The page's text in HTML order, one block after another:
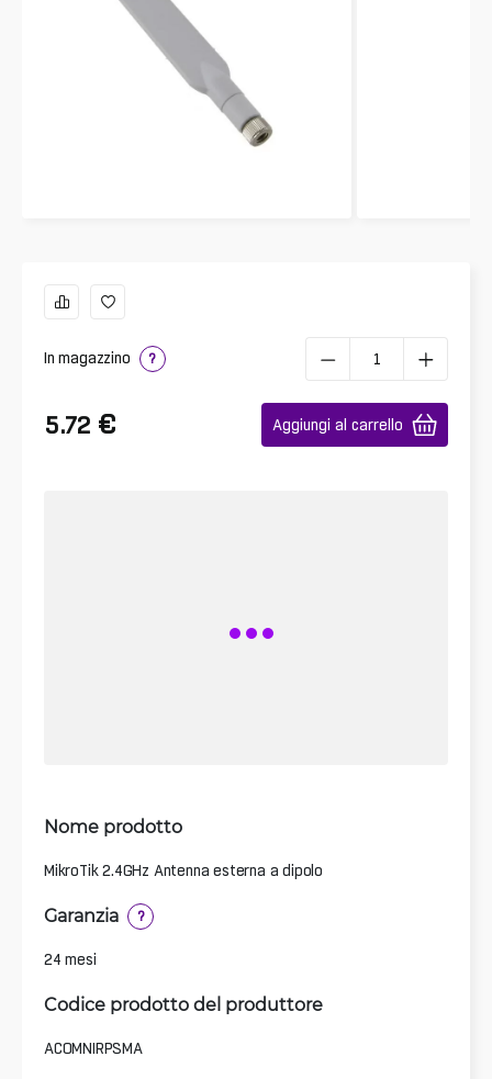
In magazzino ?
5.72 € Aggiungi al carrello
Nome prodotto
MikroTik 2.4GHz Antenna esterna a dipolo
Garanzia ?
24 mesi
Codice prodotto del produttore
ACOMNIRPSMA